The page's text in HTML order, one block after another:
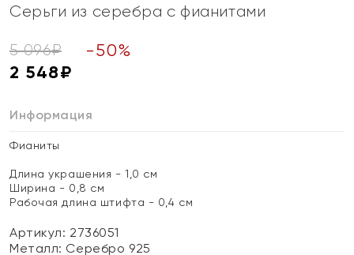
Серьги из серебра с фианитами
5 096₽ -50%
2 548₽
Информация
Фианиты
Длина украшения - 1,0 см
Ширина - 0,8 см
Рабочая длина штифта - 0,4 см
Артикул: 2736051
Металл: Серебро 925